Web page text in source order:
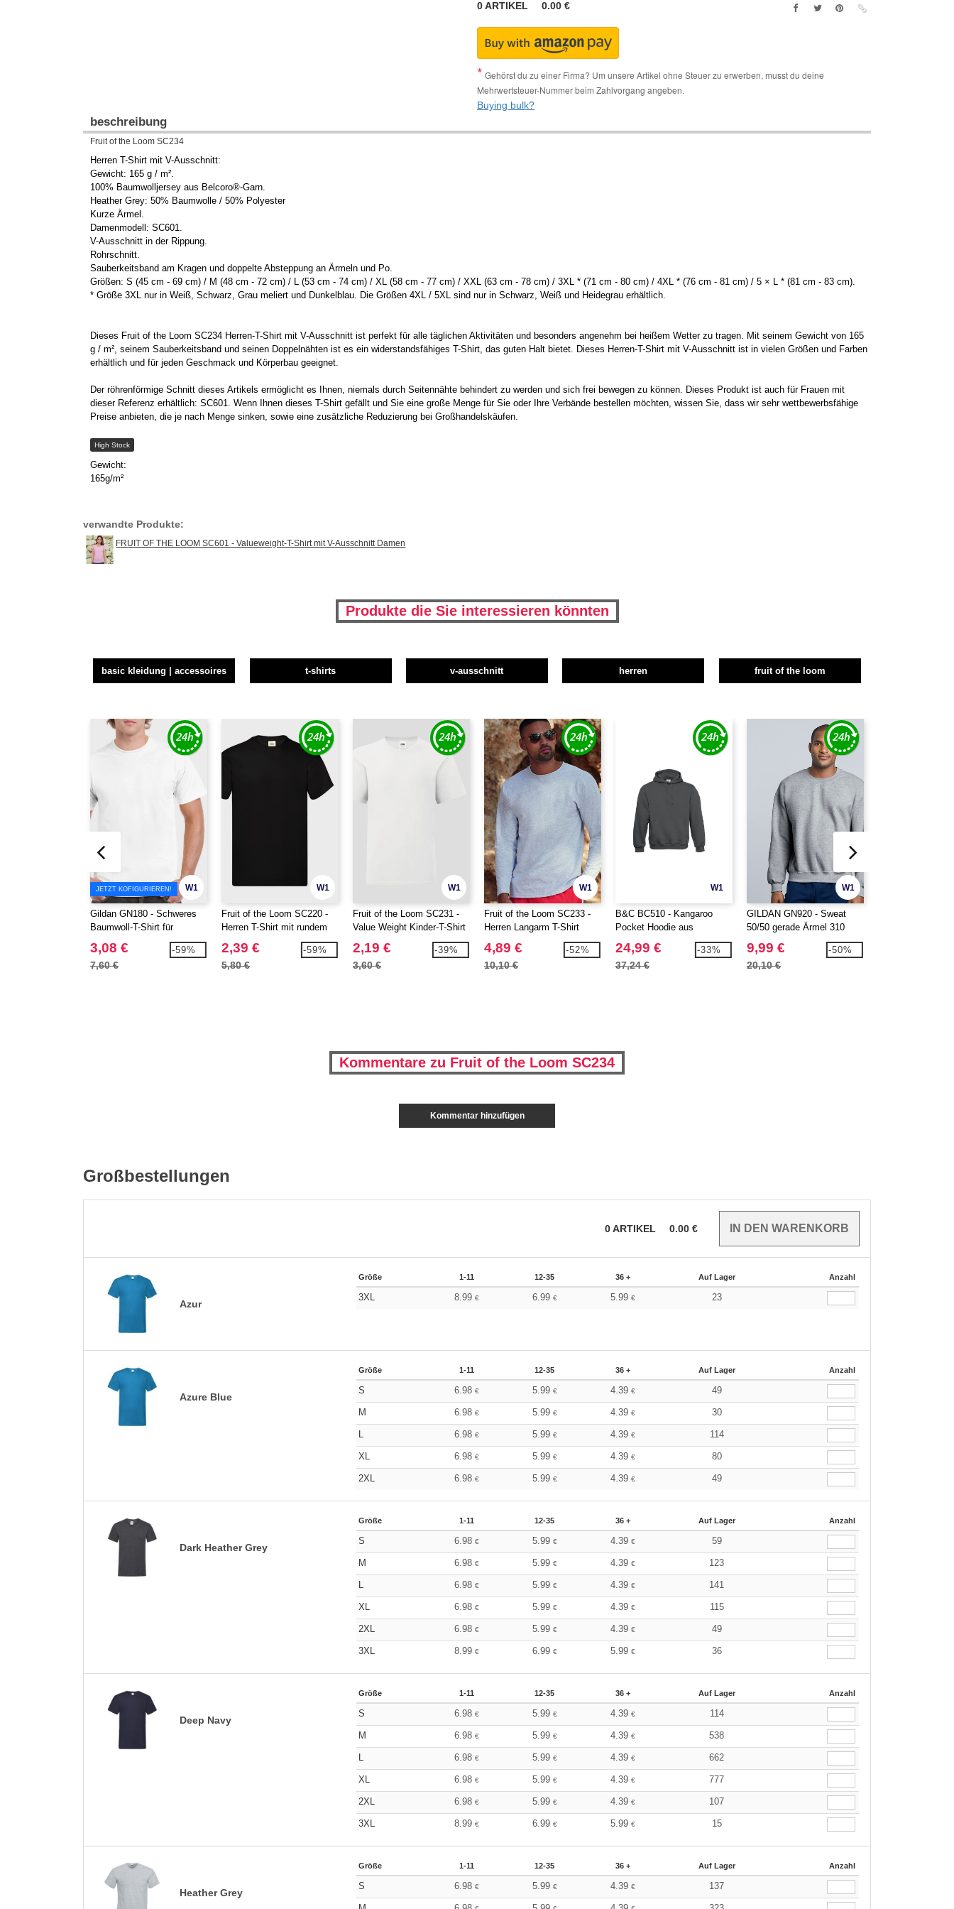
0ARTIKEL 0.00 €
Gehörst du zu einer Firma? Um unsere Artikel ohne Steuer zu erwerben, musst du deine
Mehrwertsteuer-Nummer beim Zahlvorgang angeben.
Buying bulk?
beschreibung
Fruit of the Loom SC234
Herren T-Shirt mit V-Ausschnitt:
Gewicht: 165 g / m².
100% Baumwolljersey aus Belcoro®-Garn.
Heather Grey: 50% Baumwolle / 50% Polyester
Kurze Ärmel.
Damenmodell: SC601.
V-Ausschnitt in der Rippung.
Rohrschnitt.
Sauberkeitsband am Kragen und doppelte Absteppung an Ärmeln und Po.
Größen: S (45 cm - 69 cm) / M (48 cm - 72 cm) / L (53 cm - 74 cm) / XL (58 cm - 77 cm) / XXL (63 cm - 78 cm) / 3XL * (71 cm - 80 cm) / 4XL * (76 cm - 81 cm) / 5 × L * (81 cm - 83 cm).
* Größe 3XL nur in Weiß, Schwarz, Grau meliert und Dunkelblau. Die Größen 4XL / 5XL sind nur in Schwarz, Weiß und Heidegrau erhältlich.
Dieses Fruit of the Loom SC234 Herren-T-Shirt mit V-Ausschnitt ist perfekt für alle täglichen Aktivitäten und besonders angenehm bei heißem Wetter zu tragen. Mit seinem Gewicht von 165
g / m², seinem Sauberkeitsband und seinen Doppelnähten ist es ein widerstandsfähiges T-Shirt, das guten Halt bietet. Dieses Herren-T-Shirt mit V-Ausschnitt ist in vielen Größen und Farben
erhältlich und für jeden Geschmack und Körperbau geeignet.
Der röhrenförmige Schnitt dieses Artikels ermöglicht es Ihnen, niemals durch Seitennähte behindert zu werden und sich frei bewegen zu können. Dieses Produkt ist auch für Frauen mit
dieser Referenz erhältlich: SC601. Wenn Ihnen dieses T-Shirt gefällt und Sie eine große Menge für Sie oder Ihre Verbände bestellen möchten, wissen Sie, dass wir sehr wettbewerbsfähige
Preise anbieten, die je nach Menge sinken, sowie eine zusätzliche Reduzierung bei Großhandelskäufen.
High Stock
Gewicht:
165g/m²
verwandte Produkte:
FRUIT OF THE LOOM SC601 - Valueweight-T-Shirt mit V-Ausschnitt Damen
Produkte die Sie interessieren könnten
basic kleidung | accessoires t-shirts v-ausschnitt herren fruit of the loom
W1
JETZT KOFIGURIEREN!
Gildan GN180 - Schweres
Baumwoll-T-Shirt für
Erwachsene
3,08 €
7,60 €
-59%
W1
Fruit of the Loom SC220 -
Herren T-Shirt mit rundem
Hals
2,39 €
5,80 €
-59%
W1
Fruit of the Loom SC231 -
Value Weight Kinder-T-Shirt
2,19 €
3,60 €
-39%
W1
Fruit of the Loom SC233 -
Herren Langarm T-Shirt
100% Baumwolle
4,89 €
10,10 €
-52%
W1
B&C BC510 - Kangaroo
Pocket Hoodie aus
Baumwolle für Herren
24,99 €
37,24 €
-33%
W1
GILDAN GN920 - Sweat
50/50 gerade Ärmel 310
9,99 €
20,10 €
-50%
Kommentare zu Fruit of the Loom SC234
Kommentar hinzufügen
Großbestellungen
0ARTIKEL 0.00 €
Azur
Größe 1-11 12-35 36 + Auf Lager Anzahl
3XL 8.99 € 6.99 € 5.99€ 23
Azure Blue
Größe 1-11 12-35 36 + Auf Lager Anzahl
S 6.98 € 5.99 € 4.39€ 49
M 6.98 € 5.99 € 4.39€ 30
L 6.98 € 5.99 € 4.39€ 114
XL 6.98 € 5.99 € 4.39€ 80
2XL 6.98 € 5.99 € 4.39€ 49
Dark Heather Grey
Größe 1-11 12-35 36 + Auf Lager Anzahl
S 6.98 € 5.99 € 4.39€ 59
M 6.98 € 5.99 € 4.39€ 123
L 6.98 € 5.99 € 4.39€ 141
XL 6.98 € 5.99 € 4.39€ 115
2XL 6.98 € 5.99 € 4.39€ 49
3XL 8.99 € 6.99 € 5.99€ 36
Deep Navy
Größe 1-11 12-35 36 + Auf Lager Anzahl
S 6.98 € 5.99 € 4.39€ 114
M 6.98 € 5.99 € 4.39€ 538
L 6.98 € 5.99 € 4.39€ 662
XL 6.98 € 5.99 € 4.39€ 777
2XL 6.98 € 5.99 € 4.39€ 107
3XL 8.99 € 6.99 € 5.99€ 15
Heather Grey
Größe 1-11 12-35 36 + Auf Lager Anzahl
S 6.98 € 5.99 € 4.39€ 137